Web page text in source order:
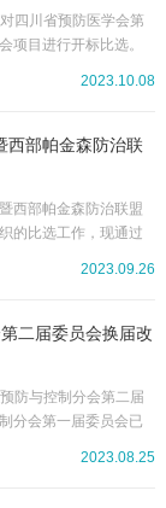
四川省预防医学会第
项目进行开标比选。
报价（元）1四川省预
工作日（10月8日——
2023.10.08
西部帕金森防治联
西部帕金森防治联盟
的比选工作，现通过
川省预防医学会活动
够接受事后报账。三、
），供应商的...
2023.09.26
二届委员会换届改
防与控制分会第二届
分会第一届委员会已
议”。现将会议有关事
2023.08.25